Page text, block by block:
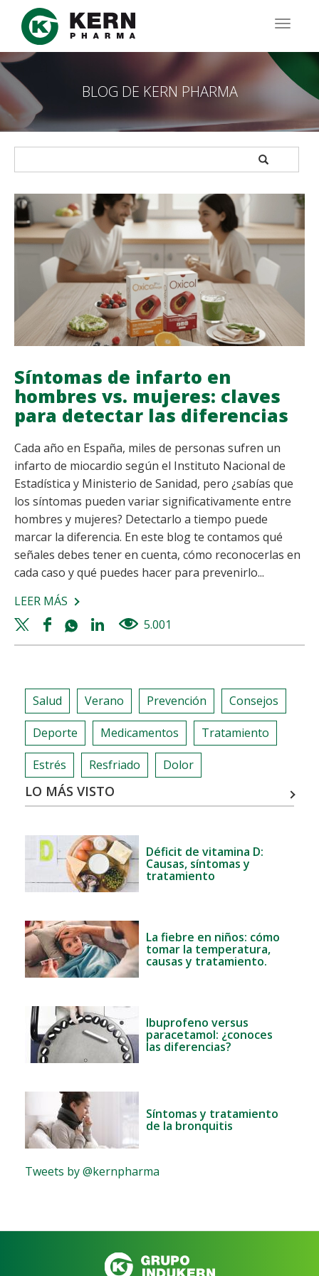
Pasar
contenido
principal
BLOG DE KERN PHARMA
APPLY
Síntomas de infarto en
hombres vs. mujeres: claves
para detectar las diferencias
Cada año en España, miles de personas sufren un
infarto de miocardio según el Instituto Nacional de
Estadística y Ministerio de Sanidad, pero ¿sabías que
los síntomas pueden variar significativamente entre
hombres y mujeres? Detectarlo a tiempo puede
marcar la diferencia. En este blog te contamos qué
señales debes tener en cuenta, cómo reconocerlas en
cada caso y qué puedes hacer para prevenirlo...
LEER MÁS SOBRE
SÍNTOMAS
DE
HOMBRES
MUJERES:
CLAVES
PARA
DETECTAR
LAS
Twitter
share
Facebook
share
Whatsapp
share
Linkedin
share
5.001
Salud Verano Prevención Consejos
Deporte Medicamentos Tratamiento
Estrés Resfriado Dolor
LO MÁS VISTO
Déficit de vitamina D:
Causas, síntomas y
tratamiento
La fiebre en niños: cómo
tomar la temperatura,
causas y tratamiento.
Ibuprofeno versus
paracetamol: ¿conoces
las diferencias?
Síntomas y tratamiento
de la bronquitis
Tweets by @kernpharma